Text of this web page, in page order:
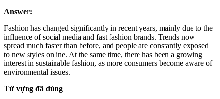
Answer:
Fashion has changed significantly in recent years, mainly due to the
influence of social media and fast fashion brands. Trends now
spread much faster than before, and people are constantly exposed
to new styles online. At the same time, there has been a growing
interest in sustainable fashion, as more consumers become aware of
environmental issues.
Từ vựng đã dùng